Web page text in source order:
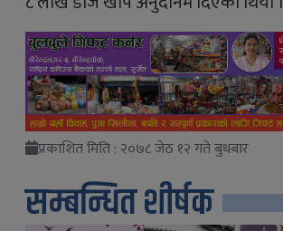
प्रकाशित मिति : २०७८ जेठ १२ गते बुधबार
सम्बन्धित शीर्षक